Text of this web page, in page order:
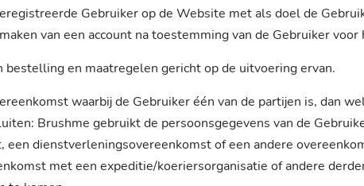
Gebruiker op de Website met als doel de
van een account na toestemming van de Gebruiker voor
bestelling en maatregelen gericht op de uitvoering ervan.
waarbij de Gebruiker één van de partijen is, dan
Brushme gebruikt de persoonsgegevens van de
een dienstverleningsovereenkomst of een andere
met een expeditie/koeriersorganisatie of andere